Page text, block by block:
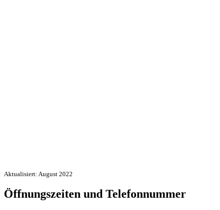
Aktualisiert: August 2022
Öffnungszeiten und Telefonnummer